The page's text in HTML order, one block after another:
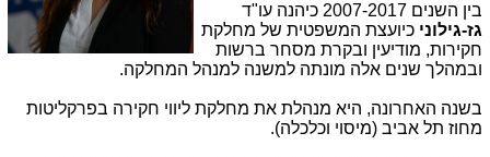
בין השנים 2007-2017 כיהנה עו"ד
גז-גילוני כיועצת המשפטית של מחלקת
חקירות, מודיעין ובקרת מסחר ברשות
ובמהלך שנים אלה מונתה למשנה למנהל המחלקה.
בשנה האחרונה, היא מנהלת את מחלקת ליווי חקירה בפרקליטות
מחוז תל אביב (מיסוי וכלכלה).